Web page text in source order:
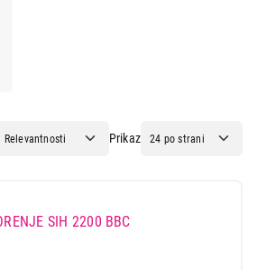
Prikaz